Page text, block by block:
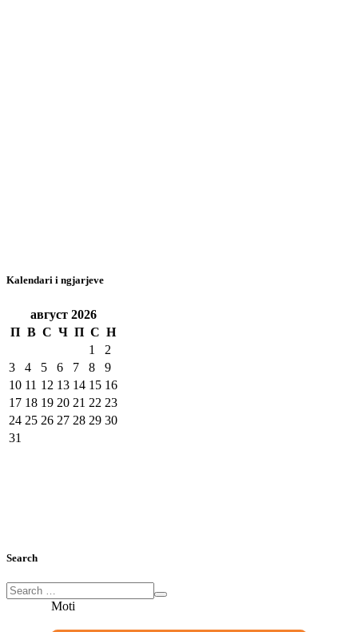
Kalendari i ngjarjeve
август 2026
П В С Ч П С Н
1
2
3
4 5 6 7 8
9
10 11 12 13 14 15 16
17 18 19 20 21 22 23
24 25 26 27 28 29 30
31
Search
Moti